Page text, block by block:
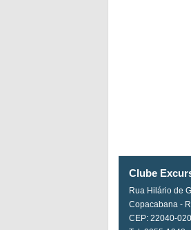
Clube
Rua Hilário de
Copacabana -
CEP: 22040-020